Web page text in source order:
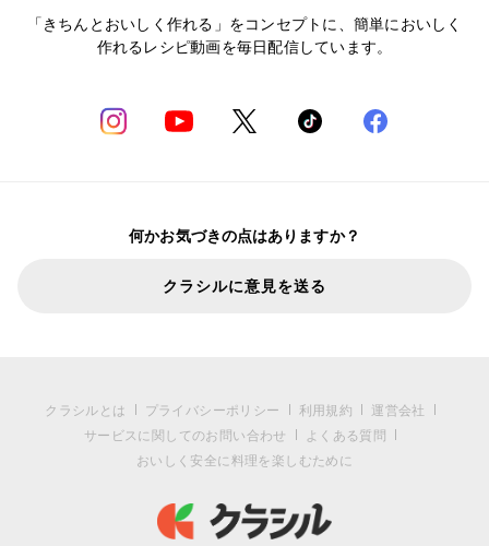
「きちんとおいしく作れる」をコンセプトに、簡単においしく
作れるレシピ動画を毎日配信しています。
何かお気づきの点はありますか？
クラシルに意見を送る
クラシルとは プライバシーポリシー 利用規約
運営会社
サービスに関してのお問い合わせ
よくある質問
おいしく安全に料理を楽しむために